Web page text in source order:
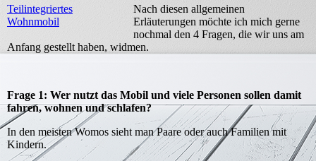
Teilintegriertes
Wohnmobil
Nach diesen allgemeinen
Erläuterungen möchte ich mich gerne
nochmal den 4 Fragen, die wir uns am
Anfang gestellt haben, widmen.
Frage 1: Wer nutzt das Mobil und viele Personen sollen damit
fahren, wohnen und schlafen?
In den meisten Womos sieht man Paare oder auch Familien mit
Kindern.